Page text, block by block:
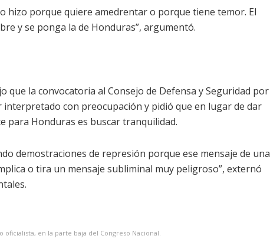
hizo porque quiere amedrentar o porque tiene temor. El
y se ponga la de Honduras”, argumentó.
que la convocatoria al Consejo de Defensa y Seguridad por
con preocupación y pidió que en lugar de dar
para Honduras es buscar tranquilidad.
demostraciones de represión porque ese mensaje de una
o tira un mensaje subliminal muy peligroso”, externó
en la parte baja del Congreso Nacional.